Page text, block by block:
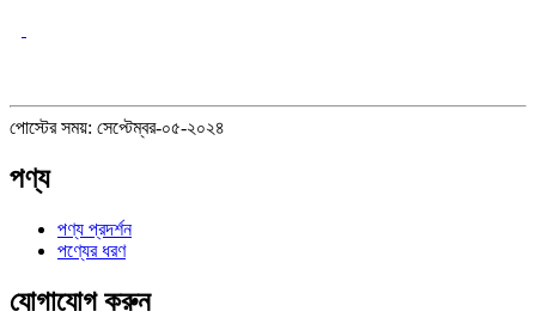
পোস্টের সময়: সেপ্টেম্বর-০৫-২০২৪
পণ্য
পণ্য প্রদর্শন
পণ্যের ধরণ
যোগাযোগ করুন